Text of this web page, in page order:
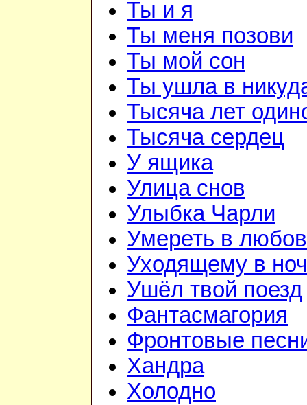
Ты и я
Ты меня позови
Ты мой сон
Ты ушла в
Тысяча лет
Тысяча сердец
У ящика
Улица снов
Улыбка Чарли
Умереть в
Уходящему в
Ушёл твой поезд
Фантасмагория
Фронтовые
Хандра
Холодно